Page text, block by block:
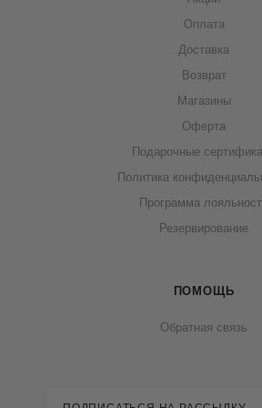
Оплата
Доставка
Возврат
Магазины
Оферта
Подарочные
Политика
Программа
Резервирование
ПОМОЩЬ
Обратная связь